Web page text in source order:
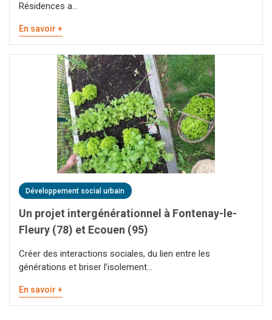
Résidences a...
En savoir +
Développement social urbain
Un projet intergénérationnel à Fontenay-le-
Fleury (78) et Ecouen (95)
Créer des interactions sociales, du lien entre les
générations et briser l’isolement...
En savoir +